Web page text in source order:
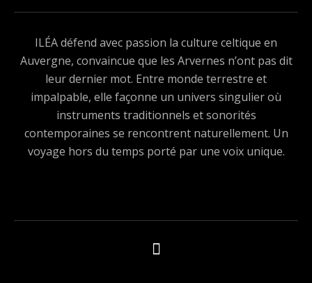
ILÉA défend avec passion la culture celtique en
Auvergne, convaincue que les Arvernes n’ont pas dit
leur dernier mot. Entre monde terrestre et
impalpable, elle façonne un univers singulier où
instruments traditionnels et sonorités
contemporaines se rencontrent naturellement. Un
voyage hors du temps porté par une voix unique.
Boutons des médias sociaux
Tous les produits